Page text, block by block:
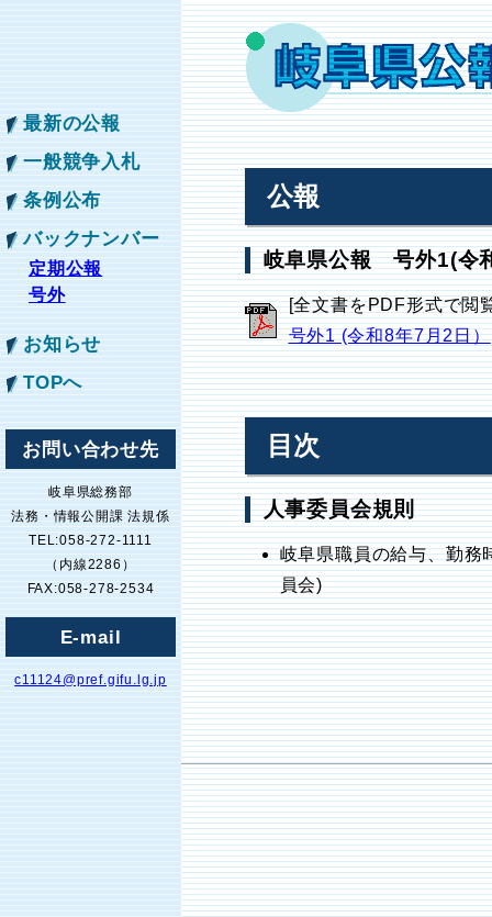
最新の公報
一般競争入札
条例公布
バックナンバー
定期公報
号外
お知らせ
TOPへ
お問い合わせ先
岐阜県総務部
法務・情報公開課 法規係
TEL:058-272-1111
（内線2286）
FAX:058-278-2534
E-mail
c11124@pref.gifu.lg.jp
公報
岐阜県公報 号外1(令
[全文書をPDF形式で閲
号外1 (令和8年7月2日）
目次
人事委員会規則
岐阜県職員の給与、勤
員会)